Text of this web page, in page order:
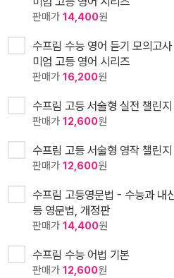
판매가 14,400원
수프림 수능 영어 듣기 모의고
미엄 고등 영어 시리즈
판매가 16,200원
수프림 고등 서술형 실전 챌린지
판매가 12,600원
수프림 고등 서술형 영작 챌린지
판매가 12,600원
수프림 고등영문법 - 수능과 내
등 영문법, 개정판
판매가 14,400원
수프림 수능 어법 기본
판매가 12,600원